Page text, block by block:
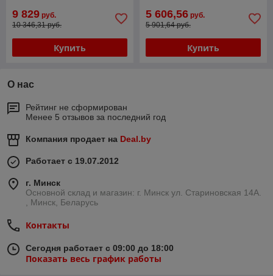
9 829 руб.
10 346,31 руб.
Купить
5 606,56 руб.
5 901,64 руб.
Купить
О нас
Рейтинг не сформирован
Менее 5 отзывов за последний год
Компания продает на Deal.by
Работает с 19.07.2012
г. Минск
Основной склад и магазин: г. Минск ул. Стариновская 14А.
, Минск, Беларусь
Контакты
Сегодня работает с 09:00 до 18:00
Показать весь график работы